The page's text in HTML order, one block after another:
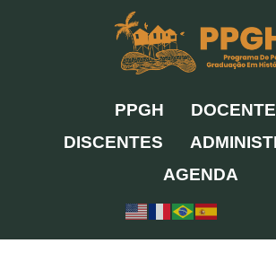
PPGH
DISCENTES
AGENDA